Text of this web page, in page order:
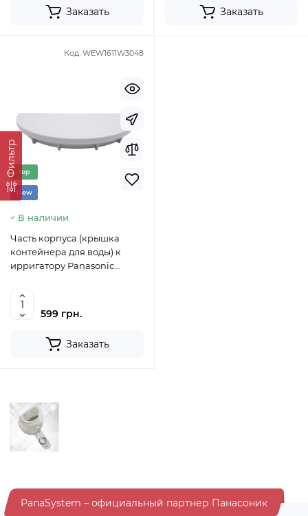
Фильтр
Заказать Заказать
Код: WEW1611W3048
Top
New
В наличии
Часть корпуса (крышка
контейнера для воды) к
ирригатору Panasonic
599 грн.
Заказать
PanaSystem – официальный партнер Панасоник